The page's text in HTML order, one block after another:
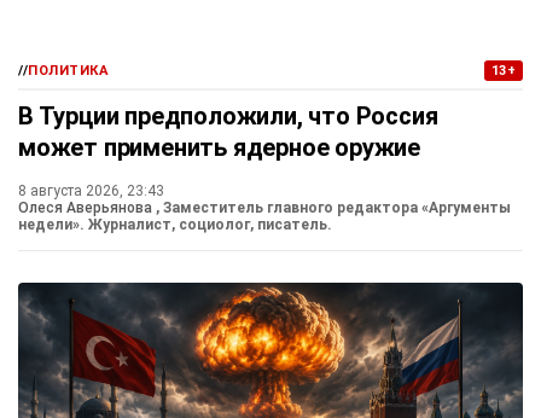
//ПОЛИТИКА 13+
В Турции предположили, что Россия
может применить ядерное оружие
8 августа 2026, 23:43
Олеся Аверьянова , Заместитель главного редактора «Аргументы
недели». Журналист, социолог, писатель.